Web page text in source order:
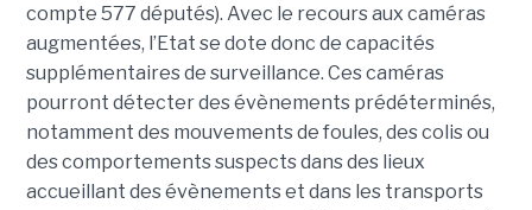
compte 577 députés). Avec le recours aux caméras
augmentées, l’Etat se dote donc de capacités
supplémentaires de surveillance. Ces caméras
pourront détecter des évènements prédéterminés,
notamment des mouvements de foules, des colis ou
des comportements suspects dans des lieux
accueillant des évènements et dans les transports